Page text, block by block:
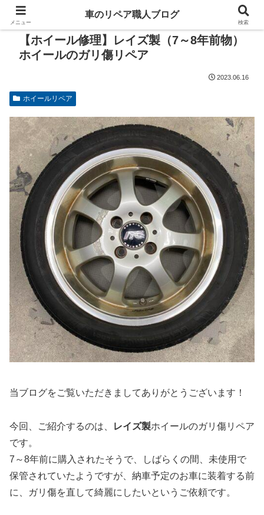
【ホイール修理】レイズ製（7～8年前物）
ホイールのガリ傷リペア
2023.06.16
ホイールリペア
当ブログをご覧いただきましてありがとうございます！
今回、ご紹介するのは、 レイズ製ホイールのガリ傷リペア
です。
7～8年前に購入されたそうで、しばらくの間、未使用で
保管されていたようですが、納車予定のお車に装着する前
に、ガリ傷を直して綺麗にしたいというご依頼です。
メニュー
車のリペア職人ブログ
検索